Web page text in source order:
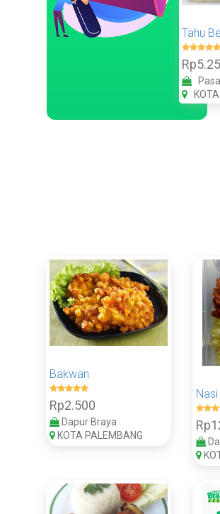
Tahu
KOTA
Bakwan
Rp2.500
Dapur Braya
KOTA PALEMBANG
Nasi